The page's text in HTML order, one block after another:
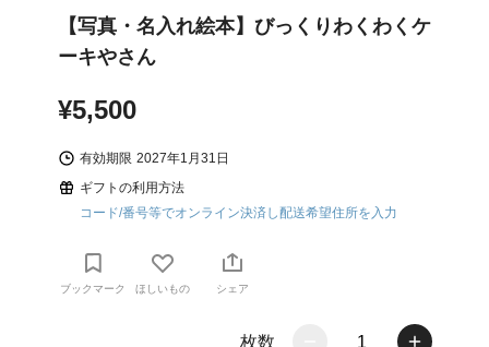
【写真・名入れ絵本】びっくりわくわくケ
ーキやさん
¥5,500
有効期限 2027年1月31日
ギフトの利用方法
コード/番号等でオンライン決済し配送希望住所を入力
ブックマーク ほしいもの シェア
枚数 1